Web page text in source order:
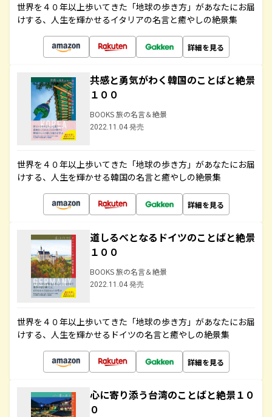
世界を４０年以上歩いてきた「地球の歩き方」があなたにお届
けする、人生を輝かせるイタリアの名言と癒やしの絶景集
詳細を見る
共感と勇気がわく韓国のことばと絶景
１００
BOOKS 旅の名言＆絶景
2022.11.04 発売
世界を４０年以上歩いてきた「地球の歩き方」があなたにお届
けする、人生を輝かせる韓国の名言と癒やしの絶景集
詳細を見る
道しるべとなるドイツのことばと絶景
１００
BOOKS 旅の名言＆絶景
2022.11.04 発売
世界を４０年以上歩いてきた「地球の歩き方」があなたにお届
けする、人生を輝かせるドイツの名言と癒やしの絶景集
詳細を見る
心に寄り添う台湾のことばと絶景１０
０